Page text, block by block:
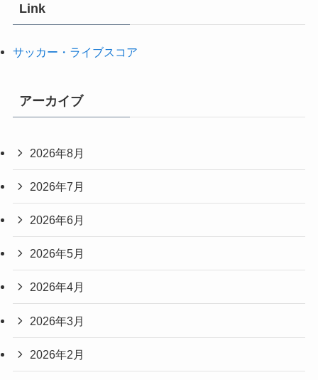
Link
サッカー・ライブスコア
アーカイブ
2026年8月
2026年7月
2026年6月
2026年5月
2026年4月
2026年3月
2026年2月